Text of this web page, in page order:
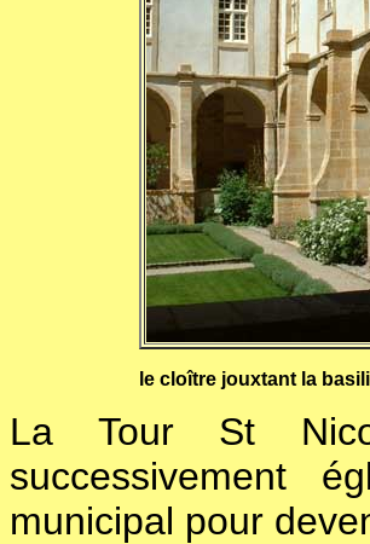
le cloître jouxtant la
La Tour St
successivement
municipal pour